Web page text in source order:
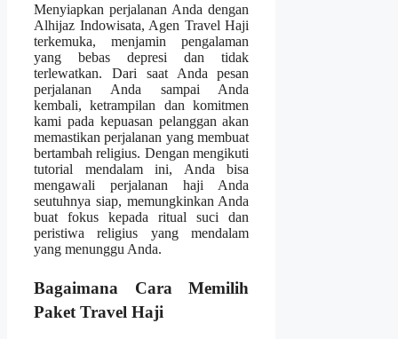
Menyiapkan perjalanan Anda dengan
Alhijaz Indowisata, Agen Travel Haji
terkemuka, menjamin pengalaman
yang bebas depresi dan tidak
terlewatkan. Dari saat Anda pesan
perjalanan Anda sampai Anda
kembali, ketrampilan dan komitmen
kami pada kepuasan pelanggan akan
memastikan perjalanan yang membuat
bertambah religius. Dengan mengikuti
tutorial mendalam ini, Anda bisa
mengawali perjalanan haji Anda
seutuhnya siap, memungkinkan Anda
buat fokus kepada ritual suci dan
peristiwa religius yang mendalam
yang menunggu Anda.
Bagaimana Cara Memilih
Paket Travel Haji